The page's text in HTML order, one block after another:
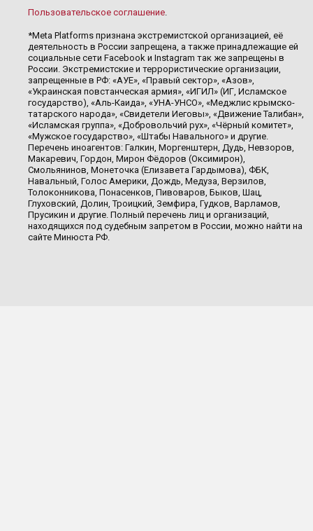
Пользовательское соглашение.
*Meta Platforms признана экстремистской организацией, её
деятельность в России запрещена, а также принадлежащие ей
социальные сети Facebook и Instagram так же запрещены в
России. Экстремистские и террористические организации,
запрещенные в РФ: «АУЕ», «Правый сектор», «Азов»,
«Украинская повстанческая армия», «ИГИЛ» (ИГ, Исламское
государство), «Аль-Каида», «УНА-УНСО», «Меджлис крымско-
татарского народа», «Свидетели Иеговы», «Движение Талибан»,
«Исламская группа», «Добровольчий рух», «Чёрный комитет»,
«Мужское государство», «Штабы Навального» и другие.
Перечень иноагентов: Галкин, Моргенштерн, Дудь, Невзоров,
Макаревич, Гордон, Мирон Фёдоров (Оксимирон),
Смольянинов, Монеточка (Елизавета Гардымова), ФБК,
Навальный, Голос Америки, Дождь, Медуза, Верзилов,
Толоконникова, Понасенков, Пивоваров, Быков, Шац,
Глуховский, Долин, Троицкий, Земфира, Гудков, Варламов,
Прусикин и другие. Полный перечень лиц и организаций,
находящихся под судебным запретом в России, можно найти на
сайте Минюста РФ.